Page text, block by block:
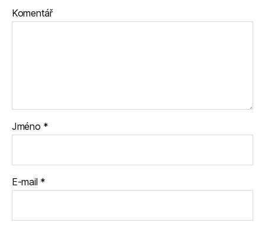
Komentář
Jméno *
E-mail *